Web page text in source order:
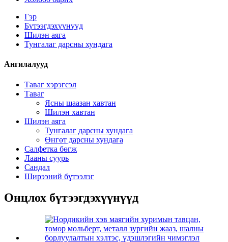
Гэр
Бүтээгдэхүүнүүд
Шилэн аяга
Тунгалаг дарсны хундага
Ангилалууд
Таваг хэрэгсэл
Таваг
Ясны шаазан хавтан
Шилэн хавтан
Шилэн аяга
Тунгалаг дарсны хундага
Өнгөт дарсны хундага
Салфетка бөгж
Лааны суурь
Сандал
Ширээний бүтээлэг
Онцлох бүтээгдэхүүнүүд